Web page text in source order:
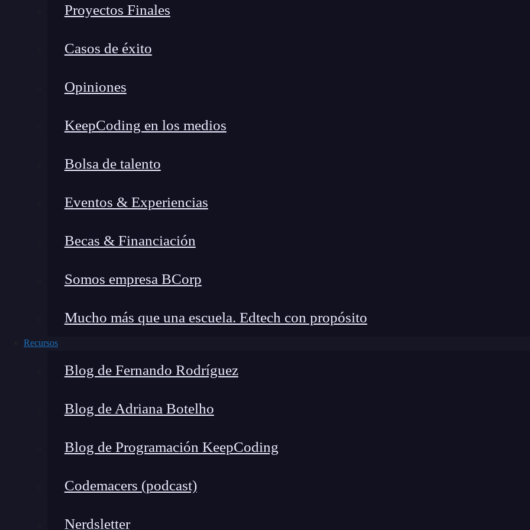
Proyectos Finales
Casos de éxito
Opiniones
KeepCoding en los medios
Bolsa de talento
Eventos & Experiencias
Becas & Financiación
Somos empresa BCorp
Mucho más que una escuela. Edtech con propósito
Recursos
Blog de Fernando Rodríguez
Blog de Adriana Botelho
Blog de Programación KeepCoding
Codemacers (podcast)
Nerdsletter
Muchos ya han venido antes, ya sea al curso básico de Cocoa o al básico de iOS y hablan muy bien
he visto a frikis mucho más raros. Los demás alumnos son de todas partes de los EEUU,
el bicho raro soy yo. 🙂
Cuando termine el día me meto ahí dentro
y ya veremos si duermo o no.
Como nota curiosa, aquí es donde se han dado los cursos de
las clases, y para ocultar las huellas no se les ocurrió nada mejor que quemar el edificio principal del
pérdidas por más de un millón.